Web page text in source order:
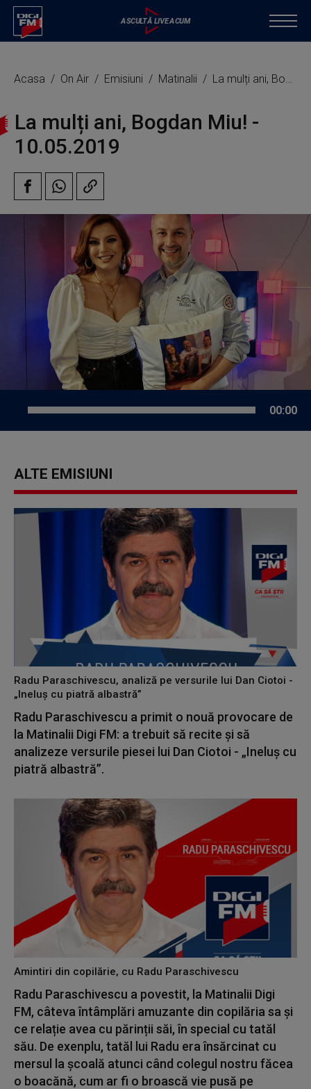
Acasa On Air Emisiuni Matinalii La mulți ani, Bogdan Miu!
La mulți ani, Bogdan Miu! -
10.05.2019
00:00
ALTE EMISIUNI
Radu Paraschivescu, analiză pe versurile lui Dan Ciotoi -
„Ineluș cu piatră albastră”
Radu Paraschivescu a primit o nouă provocare de
la Matinalii Digi FM: a trebuit să recite și să
analizeze versurile piesei lui Dan Ciotoi - „Ineluș cu
piatră albastră”.
Amintiri din copilărie, cu Radu Paraschivescu
Radu Paraschivescu a povestit, la Matinalii Digi
FM, câteva întâmplări amuzante din copilăria sa și
ce relație avea cu părinții săi, în special cu tatăl
său. De exenplu, tatăl lui Radu era însărcinat cu
mersul la școală atunci când colegul nostru făcea
o boacănă, cum ar fi o broască vie pusă pe